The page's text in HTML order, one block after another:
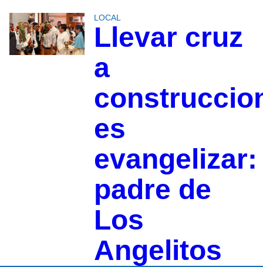
LOCAL
Llevar cruz
a
es
evangelizar:
padre de
Los
Angelitos